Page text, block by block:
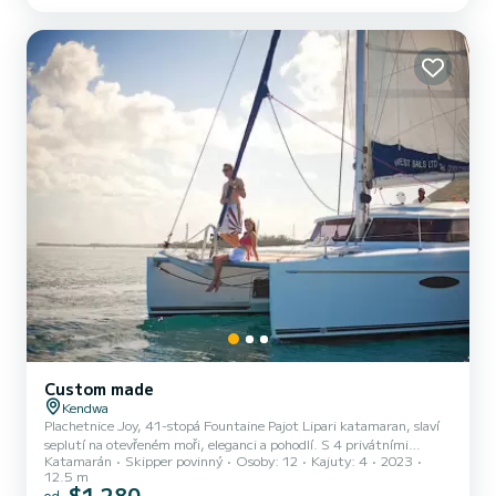
skupině. Nejlepší okamžiky zájezdu: Soukromá 2hodinová západní
plavba dh...
Custom made
Kendwa
Plachetnice Joy, 41-stopá Fountaine Pajot Lipari katamaran, slaví
seplutí na otevřeném moři, eleganci a pohodlí. S 4 privátními
kajutami s manželskými postelemi a 2 koupelnami s horkými
sprchami nabízí Joy luxusní prostor a pohodlí – dokonce i pro
Katamarán Skipper povinný Osoby: 12 Kajuty: 4
2023
12.5 m